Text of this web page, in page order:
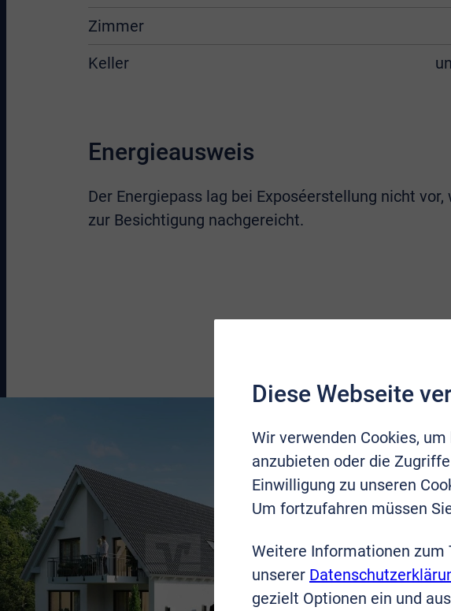
Zimmer
Keller
Energieausweis
Der Energiepass lag bei Exposéerstellung nicht vor,
zur Besichtigung nachgereicht.
Diese Webseite
Wir verwenden Cookies,
anzubieten oder die
Einwilligung zu unseren
Um fortzufahren müssen
Weitere Informationen zum
unserer
gezielt Optionen ein und